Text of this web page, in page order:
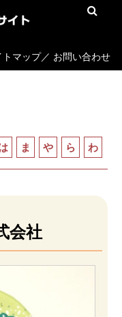
トマップ／ お問い合わせ
ま や ら わ
会社